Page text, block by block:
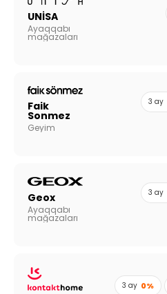
UNİSA
Ayaqqabı
mağazaları
Faik
Sonmez
Geyim
3 ay
Geox
Ayaqqabı
mağazaları
3 ay
3 ay 0%